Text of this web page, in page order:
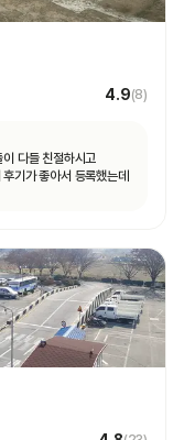
4.9(8)
다들 친절하시고
기가 좋아서 등록했는데